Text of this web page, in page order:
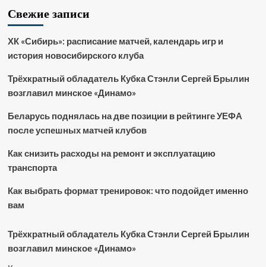
Свежие записи
ХК «Сибирь»: расписание матчей, календарь игр и
история новосибирского клуба
Трёхкратный обладатель Кубка Стэнли Сергей Брылин
возглавил минское «Динамо»
Беларусь поднялась на две позиции в рейтинге УЕФА
после успешных матчей клубов
Как снизить расходы на ремонт и эксплуатацию
транспорта
Как выбрать формат тренировок: что подойдет именно
вам
Трёхкратный обладатель Кубка Стэнли Сергей Брылин
возглавил минское «Динамо»